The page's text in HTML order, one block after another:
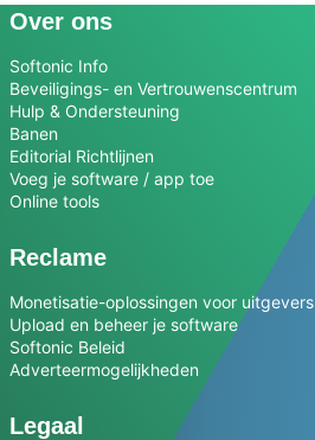
Over ons
Softonic Info
Beveiligings- en Vertrouwenscentrum
Hulp & Ondersteuning
Banen
Editorial Richtlijnen
Voeg je software / app toe
Online tools
Reclame
Monetisatie-oplossingen voor uitgevers
Upload en beheer je software
Softonic Beleid
Adverteermogelijkheden
Legaal